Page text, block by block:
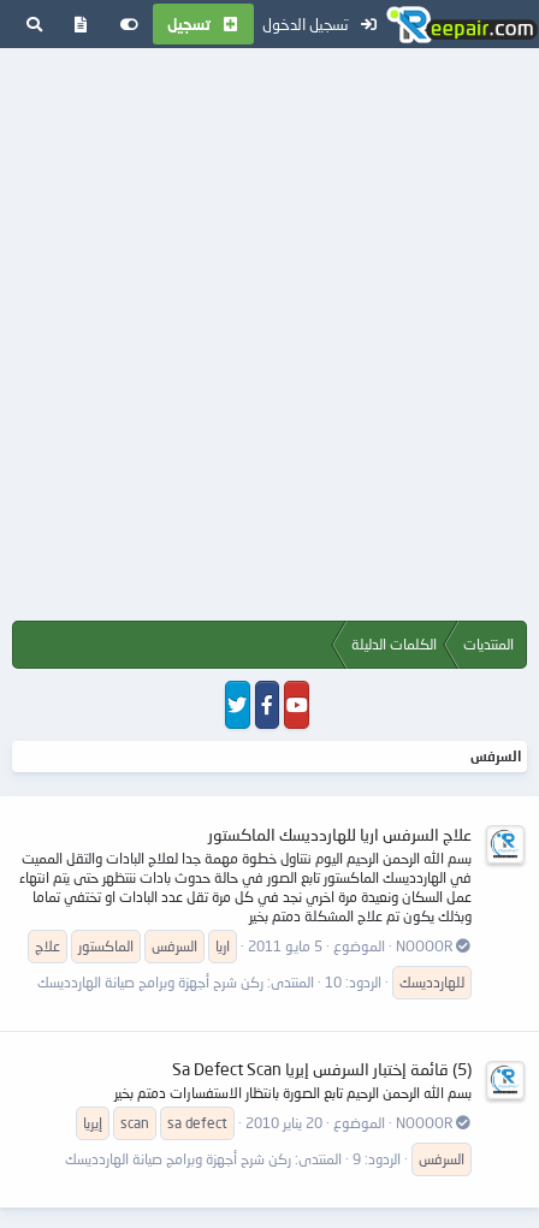
تسجيل الدخول تسجيل
المنتديات الكلمات الدليلة
السرفس
علاج السرفس اريا للهاردديسك الماكستور
بسم الله الرحمن الرحيم اليوم نتناول خطوة مهمة جدا لعلاج البادات والتقل المميت
في الهاردديسك الماكستور تابع الصور في حالة حدوث بادات ننتظهر حتى يتم انتهاء
عمل السكان ونعيدة مرة اخري نجد في كل مرة تقل عدد البادات او تختفي تماما
وبذلك يكون تم علاج المشكلة دمتم بخير
NOOOOR
الموضوع 5 مايو 2011 اريا السرفس الماكستور
علاج
للهاردديسك
الردود: 10 المنتدى: ركن شرح أجهزة وبرامج صيانة الهاردديسك
(5) قائمة إختبار السرفس إيريا Sa Defect Scan
بسم الله الرحمن الرحيم تابع الصورة بانتظار الاستفسارات دمتم بخير
NOOOOR
الموضوع 20 يناير 2010 sa defect
scan
إيريا
السرفس
الردود: 9 المنتدى: ركن شرح أجهزة وبرامج صيانة الهاردديسك